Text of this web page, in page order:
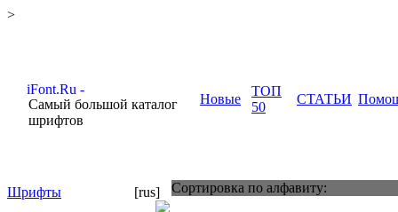
>
Самый большой каталог
шрифтов
Новые
ТОП
50
СТАТЬИ
Шрифты
[rus]
Сортировка по алфавиту: